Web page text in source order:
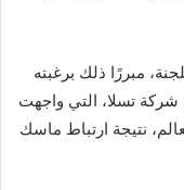
مبررًا ذلك برغبته
شركة تسلا، التي واجهت
نتيجة ارتباط ماسك